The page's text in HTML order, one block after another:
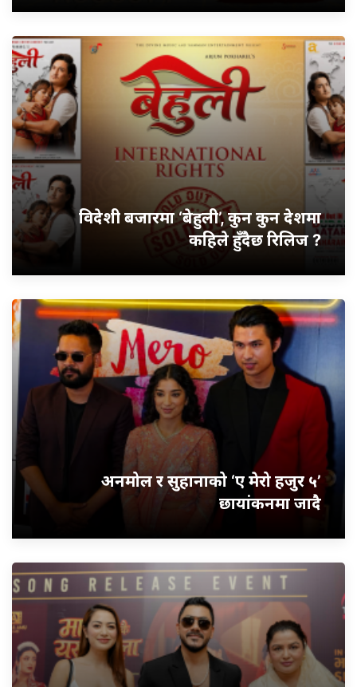
विदेशी बजारमा ‘बेहुली’, कुन कुन देशमा
कहिले हुँदैछ रिलिज ?
अनमोल र सुहानाको ‘ए मेरो हजुर ५’
छायांकनमा जादै